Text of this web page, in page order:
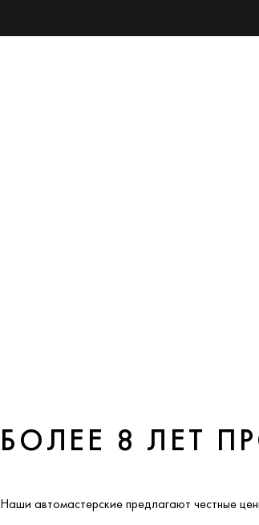
БОЛЕЕ 8 ЛЕТ
Наши автомастерские предлагают честные